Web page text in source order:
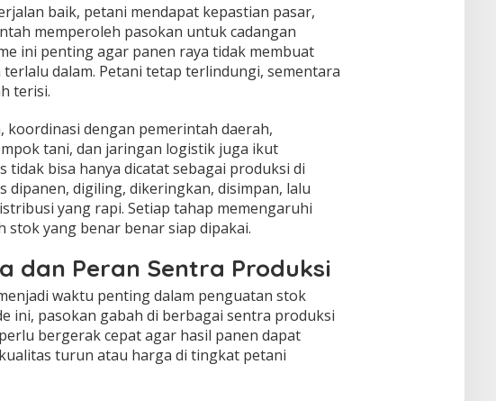
baik, petani mendapat kepastian pasar,
memperoleh pasokan untuk cadangan
ini penting agar panen raya tidak membuat
dalam. Petani tetap terlindungi, sementara
terisi.
koordinasi dengan pemerintah daerah,
tani, dan jaringan logistik juga ikut
tidak bisa hanya dicatat sebagai produksi di
dipanen, digiling, dikeringkan, disimpan, lalu
yang rapi. Setiap tahap memengaruhi
stok yang benar benar siap dipakai.
dan Peran Sentra Produksi
waktu penting dalam penguatan stok
ini, pasokan gabah di berbagai sentra produksi
bergerak cepat agar hasil panen dapat
turun atau harga di tingkat petani